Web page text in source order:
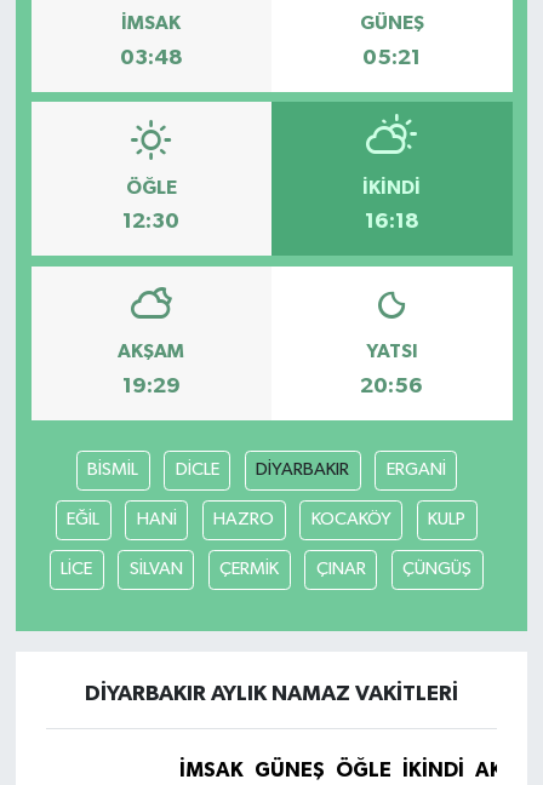
İMSAK
03:48
GÜNEŞ
05:21
ÖĞLE
12:30
İKINDI
16:18
AKŞAM
19:29
YATSI
20:56
BİSMİL DİCLE DİYARBAKIR ERGANİ
EĞİL HANİ HAZRO KOCAKÖY KULP
LİCE SİLVAN ÇERMİK ÇINAR ÇÜNGÜŞ
DİYARBAKIR AYLIK NAMAZ VAKITLERI
İMSAK GÜNEŞ ÖĞLE İKINDI